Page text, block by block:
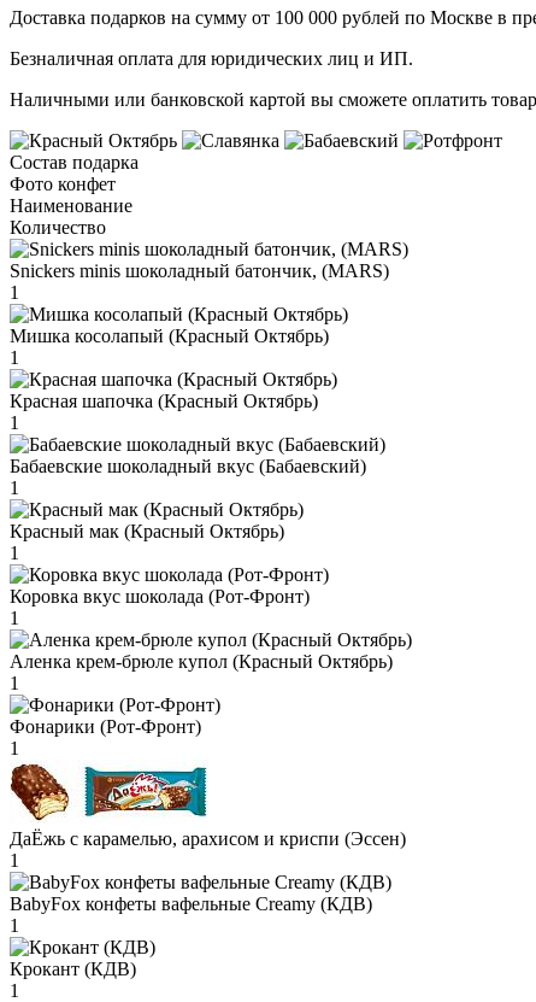
Доставка подарков на сумму от 100 000 рублей по Москве в
Безналичная оплата для юридических лиц и ИП.
Наличными или банковской картой вы сможете оплатить
Состав подарка
Фото конфет
Наименование
Количество
Snickers minis шоколадный батончик, (MARS)
1
Мишка косолапый (Красный Октябрь)
1
Красная шапочка (Красный Октябрь)
1
Бабаевские шоколадный вкус (Бабаевский)
1
Красный мак (Красный Октябрь)
1
Коровка вкус шоколада (Рот-Фронт)
1
Аленка крем-брюле купол (Красный Октябрь)
1
Фонарики (Рот-Фронт)
1
ДаЁжь с карамелью, арахисом и криспи (Эссен)
1
BabyFox конфеты вафельные Creamy (КДВ)
1
Крокант (КДВ)
1